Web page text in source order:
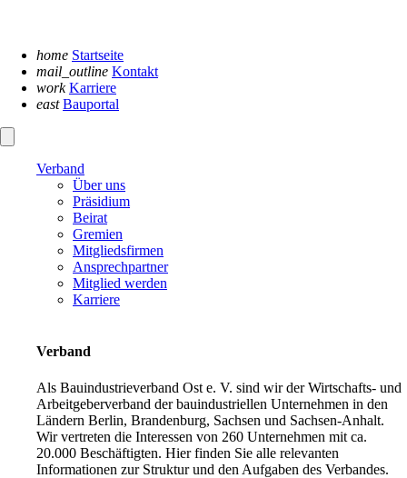
home Startseite
mail_outline Kontakt
work Karriere
east Bauportal
Verband
Über uns
Präsidium
Beirat
Gremien
Mitgliedsfirmen
Ansprechpartner
Mitglied werden
Karriere
Verband
Als Bauindustrieverband Ost e. V. sind wir der Wirtschafts- und
Arbeitgeberverband der bauindustriellen Unternehmen in den
Ländern Berlin, Brandenburg, Sachsen und Sachsen-Anhalt.
Wir vertreten die Interessen von 260 Unternehmen mit ca.
20.000 Beschäftigten. Hier finden Sie alle relevanten
Informationen zur Struktur und den Aufgaben des Verbandes.